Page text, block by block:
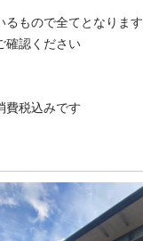
るもので全てとなります
確認ください
費税込みです